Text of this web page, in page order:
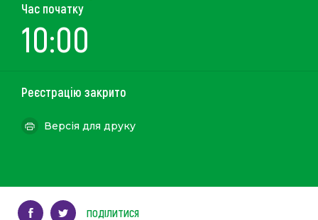
Час початку
10:00
Реєстрацію закрито
Версія для друку
ПОДІЛИТИСЯ